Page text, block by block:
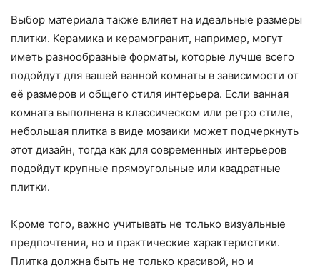
Выбор материала также влияет на идеальные размеры
плитки. Керамика и керамогранит, например, могут
иметь разнообразные форматы, которые лучше всего
подойдут для вашей ванной комнаты в зависимости от
её размеров и общего стиля интерьера. Если ванная
комната выполнена в классическом или ретро стиле,
небольшая плитка в виде мозаики может подчеркнуть
этот дизайн, тогда как для современных интерьеров
подойдут крупные прямоугольные или квадратные
плитки.
Кроме того, важно учитывать не только визуальные
предпочтения, но и практические характеристики.
Плитка должна быть не только красивой, но и